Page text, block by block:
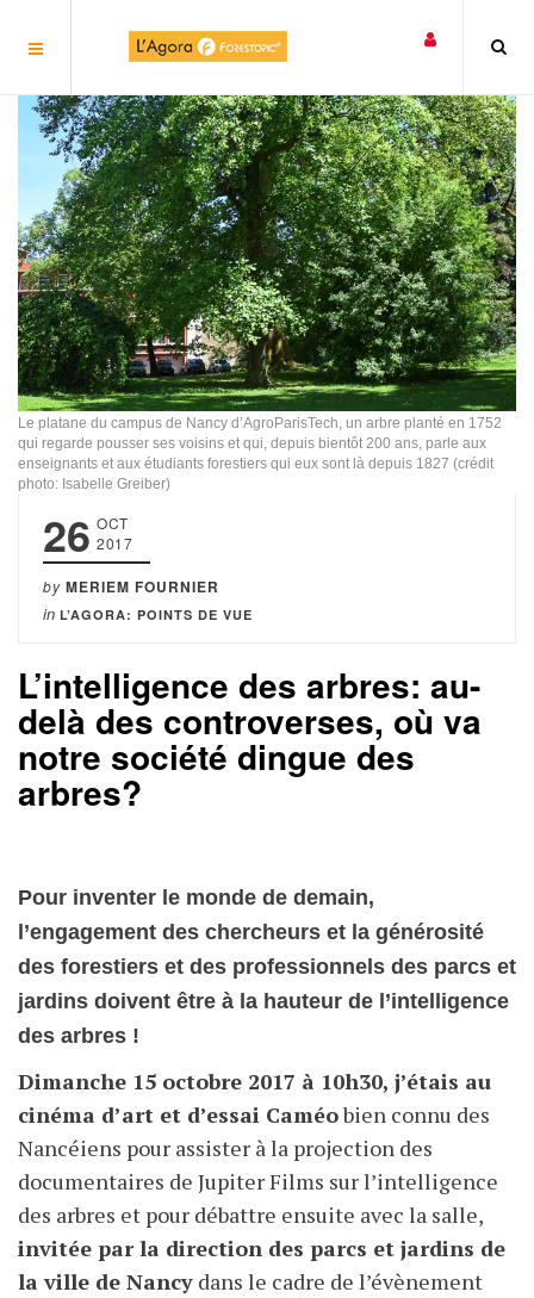
Le platane du campus de Nancy d’AgroParisTech, un arbre planté en 1752
qui regarde pousser ses voisins et qui, depuis bientôt 200 ans, parle aux
enseignants et aux étudiants forestiers qui eux sont là depuis 1827 (crédit
photo: Isabelle Greiber)
26 OCT
2017
by MERIEM FOURNIER
in L’AGORA: POINTS DE VUE
L’intelligence des arbres: au-
delà des controverses, où va
notre société dingue des
arbres?
Pour inventer le monde de demain,
l’engagement des chercheurs et la générosité
des forestiers et des professionnels des parcs et
jardins doivent être à la hauteur de l’intelligence
des arbres !
Dimanche 15 octobre 2017 à 10h30, j’étais au
cinéma d’art et d’essai Caméobien connu des
Nancéiens pour assister à la projection des
documentaires de Jupiter Films sur l’intelligence
des arbres et pour débattre ensuite avec la salle,
invitée par la direction des parcs et jardins de
la ville de Nancy dans le cadre de l’évènement